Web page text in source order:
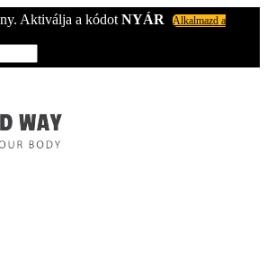
Aktiválja a kódot NYÁR
Alkalmazd a